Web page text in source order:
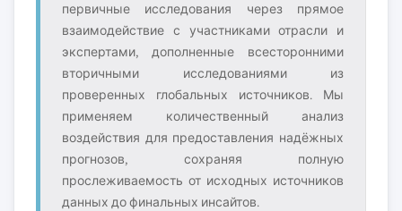
первичные исследования через прямое
взаимодействие с участниками отрасли и
экспертами, дополненные всесторонними
вторичными исследованиями из
проверенных глобальных источников. Мы
применяем количественный анализ
воздействия для предоставления надёжных
прогнозов, сохраняя полную
прослеживаемость от исходных источников
данных до финальных инсайтов.